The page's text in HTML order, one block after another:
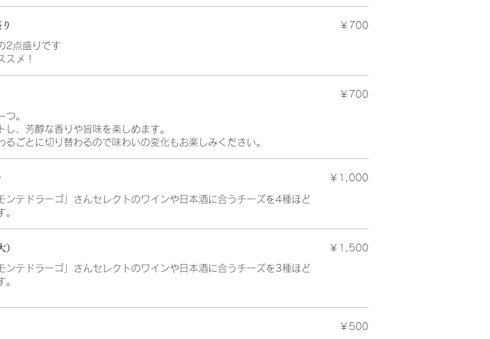
2点盛りです
スメ！
￥700
つ。
し、芳醇な香りや旨味を楽しめます。
るごとに切り替わるので味わいの変化もお楽しみください。
￥700
ンテドラーゴ」さんセレクトのワインや日本酒に合うチーズを4種ほど
。
￥1,000
）
ンテドラーゴ」さんセレクトのワインや日本酒に合うチーズを3種ほど
。
￥1,500
￥500